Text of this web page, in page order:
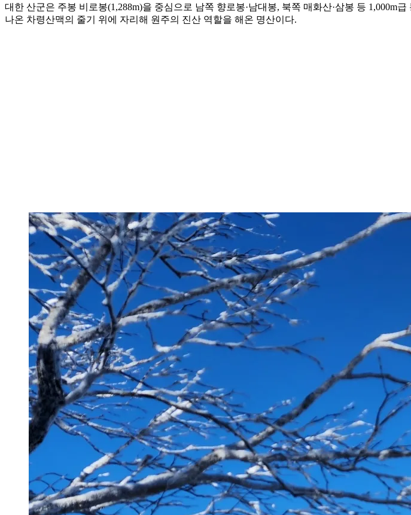
대한 산군은 주봉 비로봉(1,288m)을 중심으로 남쪽 향로봉·남대봉, 북쪽 매화산·삼봉 등
나온 차령산맥의 줄기 위에 자리해 원주의 진산 역할을 해온 명산이다.